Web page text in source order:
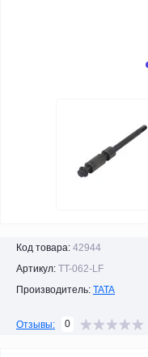
Код товара: 42944
Артикул: TT-062-LF
Производитель: TATA
Отзывы: 0